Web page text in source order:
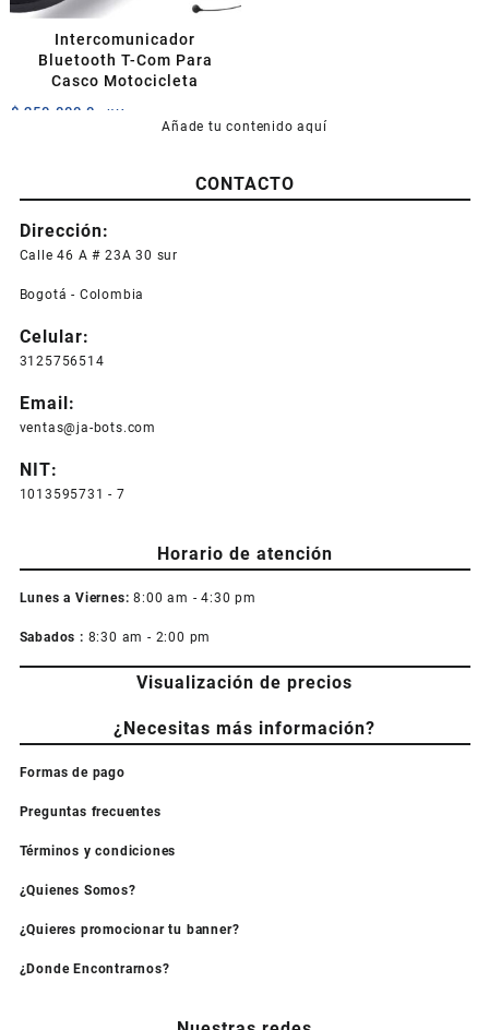
la
producto
Intercomunicador
Bluetooth T-Com Para
Casco Motocicleta
$ 250.000,0 +IVA
Añade tu contenido aquí
CONTACTO
Dirección:
Calle 46 A # 23A 30 sur
Bogotá - Colombia
Celular:
3125756514
Email:
ventas@ja-bots.com
NIT:
1013595731 - 7
Horario de atención
Lunes a Viernes: 8:00 am - 4:30 pm
Sabados : 8:30 am - 2:00 pm
Visualización de precios
¿Necesitas más información?
Formas de pago
Preguntas frecuentes
Términos y condiciones
¿Quienes Somos?
¿Quieres promocionar tu banner?
¿Donde Encontrarnos?